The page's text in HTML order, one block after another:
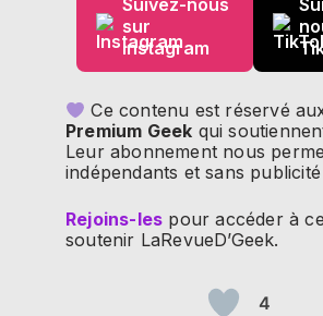
Suivez-nous
sur
Instagram
Ce contenu est réservé
Premium Geek qui
Leur abonnement nous
indépendants et sans
Rejoins-les pour accéder à
soutenir LaRevueD’Geek.
4